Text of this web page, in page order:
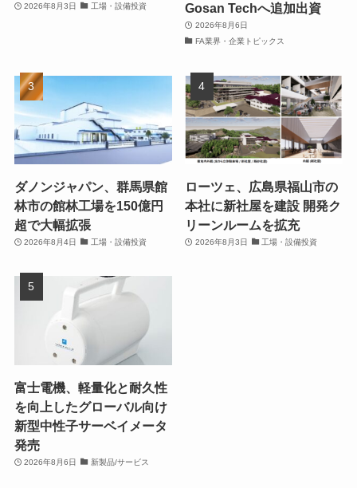
2026年8月3日 工場・設備投資
Gosan Techへ追加出資
2026年8月6日
FA業界・企業トピックス
ダノンジャパン、群馬県館
林市の館林工場を150億円
超で大幅拡張
2026年8月4日 工場・設備投資
ローツェ、広島県福山市の
本社に新社屋を建設 開発ク
リーンルームを拡充
2026年8月3日 工場・設備投資
富士電機、軽量化と耐久性
を向上したグローバル向け
新型中性子サーベイメータ
発売
2026年8月6日 新製品/サービス